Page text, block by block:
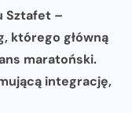
Sztafet –
którego główną
maratoński.
integrację,